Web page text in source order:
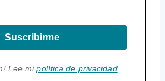
Suscribirme
Lee mipolítica de privacidad.